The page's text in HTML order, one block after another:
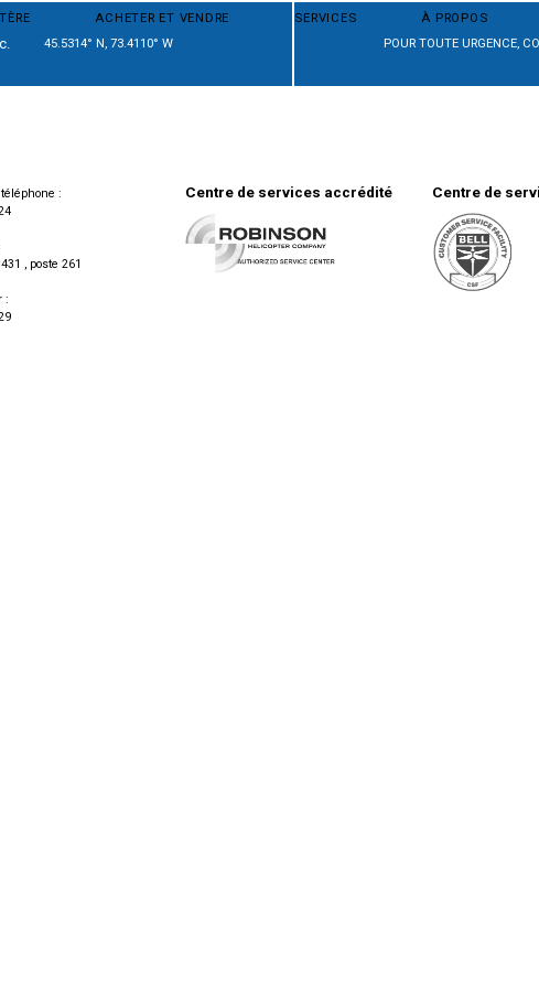
ACHETER ET VENDRE SERVICES À PROPOS
45.5314° N, 73.4110° W POUR TOUTE URGENCE,
:
, poste 261
:
Centre de services accrédité Centre de